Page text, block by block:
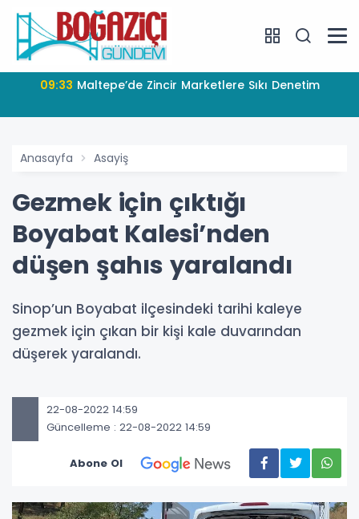
09:33 Maltepe’de Zincir Marketlere Sıkı Denetim
Anasayfa Asayiş
Gezmek için çıktığı
Boyabat Kalesi’nden
düşen şahıs yaralandı
Sinop’un Boyabat ilçesindeki tarihi kaleye
gezmek için çıkan bir kişi kale duvarından
düşerek yaralandı.
22-08-2022 14:59
Güncelleme : 22-08-2022 14:59
Abone Ol